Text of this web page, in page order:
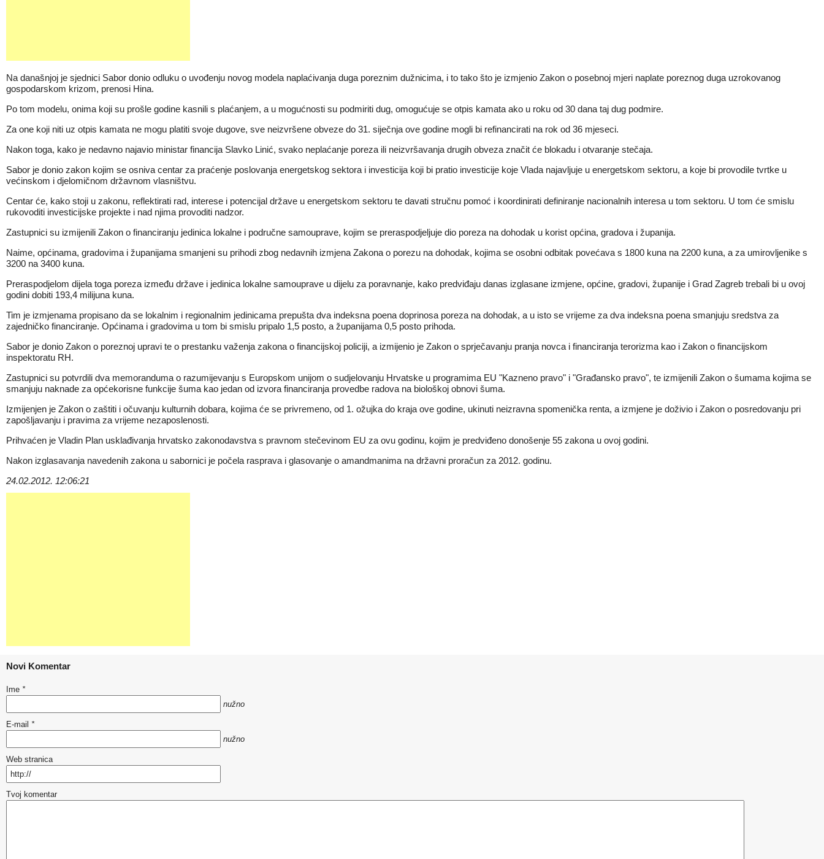
Na današnjoj je sjednici Sabor donio odluku o uvođenju novog modela naplaćivanja duga poreznim dužnicima, i to tako što je izmjenio Zakon o posebnoj mjeri naplate poreznog duga uzrokovanog
gospodarskom krizom, prenosi Hina.
Po tom modelu, onima koji su prošle godine kasnili s plaćanjem, a u mogućnosti su podmiriti dug, omogućuje se otpis kamata ako u roku od 30 dana taj dug podmire.
Za one koji niti uz otpis kamata ne mogu platiti svoje dugove, sve neizvršene obveze do 31. siječnja ove godine mogli bi refinancirati na rok od 36 mjeseci.
Nakon toga, kako je nedavno najavio ministar financija Slavko Linić, svako neplaćanje poreza ili neizvršavanja drugih obveza značit će blokadu i otvaranje stečaja.
Sabor je donio zakon kojim se osniva centar za praćenje poslovanja energetskog sektora i investicija koji bi pratio investicije koje Vlada najavljuje u energetskom sektoru, a koje bi provodile tvrtke u
većinskom i djelomičnom državnom vlasništvu.
Centar će, kako stoji u zakonu, reflektirati rad, interese i potencijal države u energetskom sektoru te davati stručnu pomoć i koordinirati definiranje nacionalnih interesa u tom sektoru. U tom će smislu
rukovoditi investicijske projekte i nad njima provoditi nadzor.
Zastupnici su izmijenili Zakon o financiranju jedinica lokalne i područne samouprave, kojim se preraspodjeljuje dio poreza na dohodak u korist općina, gradova i županija.
Naime, općinama, gradovima i županijama smanjeni su prihodi zbog nedavnih izmjena Zakona o porezu na dohodak, kojima se osobni odbitak povećava s 1800 kuna na 2200 kuna, a za umirovljenike s
3200 na 3400 kuna.
Preraspodjelom dijela toga poreza između države i jedinica lokalne samouprave u dijelu za poravnanje, kako predviđaju danas izglasane izmjene, općine, gradovi, županije i Grad Zagreb trebali bi u ovoj
godini dobiti 193,4 milijuna kuna.
Tim je izmjenama propisano da se lokalnim i regionalnim jedinicama prepušta dva indeksna poena doprinosa poreza na dohodak, a u isto se vrijeme za dva indeksna poena smanjuju sredstva za
zajedničko financiranje. Općinama i gradovima u tom bi smislu pripalo 1,5 posto, a županijama 0,5 posto prihoda.
Sabor je donio Zakon o poreznoj upravi te o prestanku važenja zakona o financijskoj policiji, a izmijenio je Zakon o sprječavanju pranja novca i financiranja terorizma kao i Zakon o financijskom
inspektoratu RH.
Zastupnici su potvrdili dva memoranduma o razumijevanju s Europskom unijom o sudjelovanju Hrvatske u programima EU "Kazneno pravo" i "Građansko pravo", te izmijenili Zakon o šumama kojima se
smanjuju naknade za općekorisne funkcije šuma kao jedan od izvora financiranja provedbe radova na biološkoj obnovi šuma.
Izmijenjen je Zakon o zaštiti i očuvanju kulturnih dobara, kojima će se privremeno, od 1. ožujka do kraja ove godine, ukinuti neizravna spomenička renta, a izmjene je doživio i Zakon o posredovanju pri
zapošljavanju i pravima za vrijeme nezaposlenosti.
Prihvaćen je Vladin Plan usklađivanja hrvatsko zakonodavstva s pravnom stečevinom EU za ovu godinu, kojim je predviđeno donošenje 55 zakona u ovoj godini.
Nakon izglasavanja navedenih zakona u sabornici je počela rasprava i glasovanje o amandmanima na državni proračun za 2012. godinu.
24.02.2012. 12:06:21
Novi Komentar
Ime *
nužno
E-mail *
nužno
Web stranica
Tvoj komentar